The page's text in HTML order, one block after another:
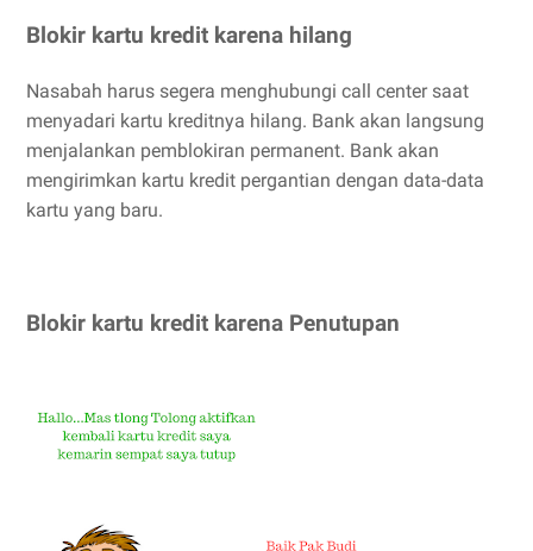
Blokir kartu kredit karena hilang
Nasabah harus segera menghubungi call center saat
menyadari kartu kreditnya hilang. Bank akan langsung
menjalankan pemblokiran permanent. Bank akan
mengirimkan kartu kredit pergantian dengan data-data
kartu yang baru.
Blokir kartu kredit karena Penutupan